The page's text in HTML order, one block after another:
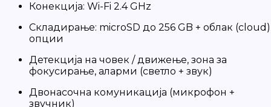
Конекција: Wi-Fi 2.4 GHz
Складирање: microSD до 256 GB + облак (cloud)
опции
Детекција на човек / движење, зона за
фокусирање, аларми (светло + звук)
Двонасочна комуникација (микрофон +
звучник)